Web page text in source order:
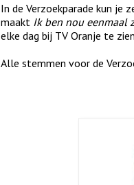
ORANJE KROON
TV ORANJE TOP 1000
11 VAN ORANJE
In de Verzoekparade kun je
maakt Ik ben nou eenmaal
elke dag bij TV Oranje te
Alle stemmen voor de